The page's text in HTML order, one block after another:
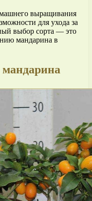
выращивания
для ухода за
выбор сорта — это
мандарина в
мандарина